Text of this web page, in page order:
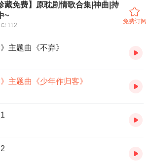
藏免费】原耽剧情歌合集|神曲|持
~
112
免费订阅
主题曲《不弃》
主题曲《少年作归客》